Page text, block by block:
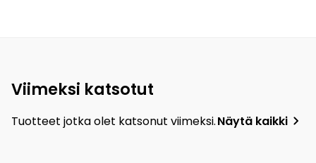
Viimeksi katsotut
Tuotteet jotka olet katsonut viimeksi.Näytä kaikki